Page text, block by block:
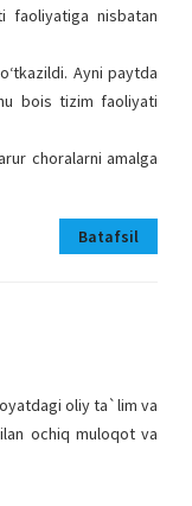
faoliyatiga nisbatan
Ayni paytda
bois tizim faoliyati
choralarni amalga
Batafsil
oliy ta`lim va
ochiq muloqot va